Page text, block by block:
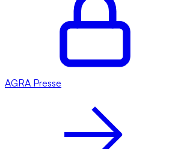
AGRA Presse